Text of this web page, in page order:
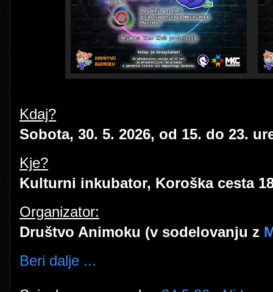
Kdaj?
Sobota, 30. 5. 2026, od 15. do 23.
Kje?
Kulturni inkubator, Koroška cesta
Organizator:
Društvo Animoku (v sodelovanju z
Beri dalje ...